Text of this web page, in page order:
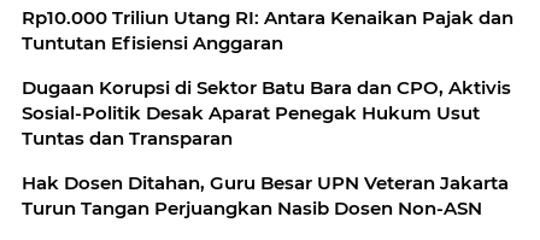
Rp10.000 Triliun Utang RI: Antara Kenaikan Pajak dan
Tuntutan Efisiensi Anggaran
Dugaan Korupsi di Sektor Batu Bara dan CPO, Aktivis
Sosial-Politik Desak Aparat Penegak Hukum Usut
Tuntas dan Transparan‎
Hak Dosen Ditahan, Guru Besar UPN Veteran Jakarta
Turun Tangan Perjuangkan Nasib Dosen Non-ASN